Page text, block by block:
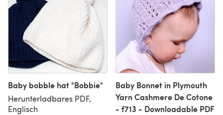
Baby bobble hat "Bobbie"
Herunterladbares PDF,
Englisch
Baby Bonnet in Plymouth
Yarn Cashmere De Cotone
- f713 - Downloadable PDF